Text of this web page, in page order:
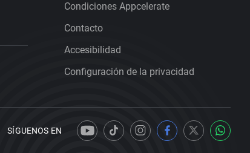
Condiciones Appcelerate
Contacto
Accesibilidad
Configuración de la privacidad
SÍGUENOS EN